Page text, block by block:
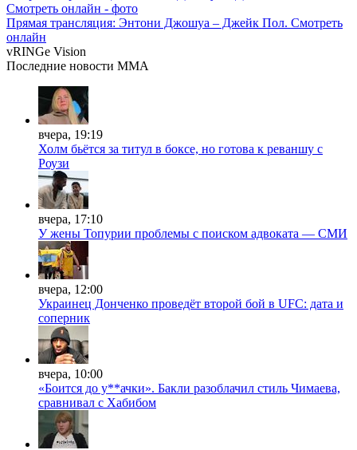
Прямая трансляция: Энтони Джошуа – Джейк Пол. Смотреть
онлайн
vRINGe Vision
Последние новости MMA
вчера, 19:19
Холм бьётся за титул в боксе, но готова к реваншу с
Роузи
вчера, 17:10
У жены Топурии проблемы с поиском адвоката — СМИ
вчера, 12:00
Украинец Донченко проведёт второй бой в UFC: дата и
соперник
вчера, 10:00
«Боится до у**ачки». Бакли разоблачил стиль Чимаева,
сравнивал с Хабибом